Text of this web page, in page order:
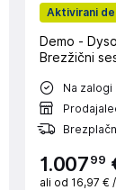
Aktivirani
Demo -
Brezžični
Na zalogi
1.00799
ali od 16,97 €